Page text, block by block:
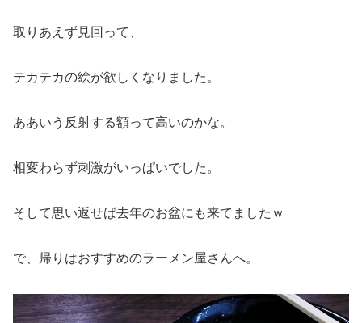
取りあえず見回って、
テカテカの絵が欲しくなりました。
ああいう反射する額って高いのかな。
相変わらず刺激がいっぱいでした。
そして思い返せば去年のお盆にも来てましたｗ
で、帰りはおすすめのラーメン屋さんへ。